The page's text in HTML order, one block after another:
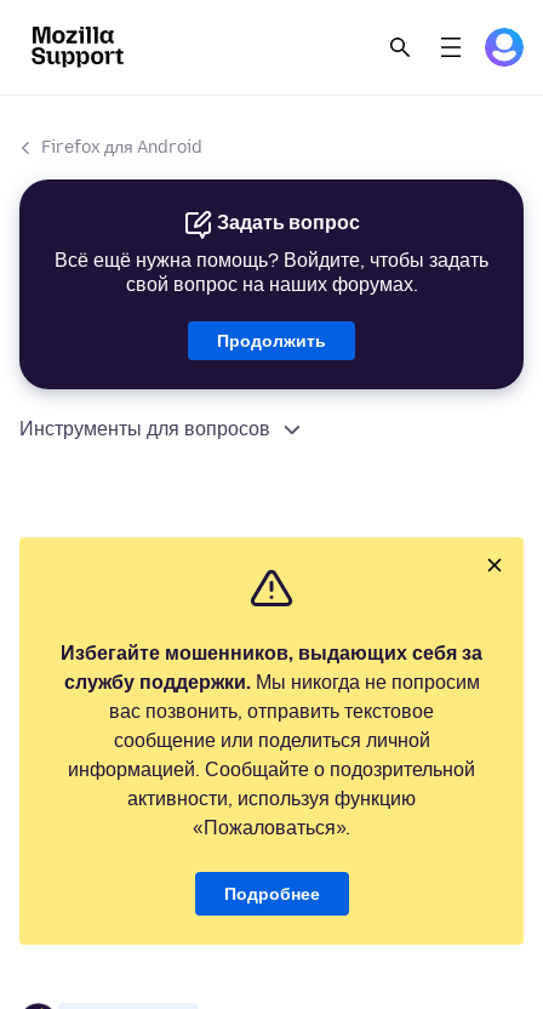
Firefox для Android
Задать вопрос
Всё ещё нужна помощь? Войдите, чтобы задать
свой вопрос на наших форумах.
Продолжить
Инструменты для вопросов
Избегайте мошенников, выдающих себя за
службу поддержки.Мы никогда не попросим
вас позвонить, отправить текстовое
сообщение или поделиться личной
информацией. Сообщайте о подозрительной
активности, используя функцию
«Пожаловаться».
Подробнее